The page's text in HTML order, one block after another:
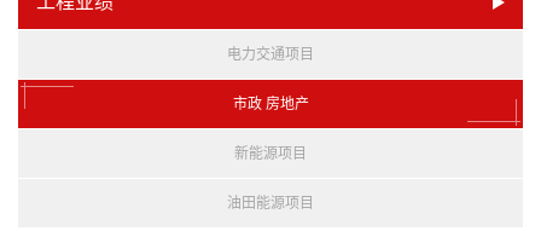
电力交通项目
市政 房地产
新能源项目
油田能源项目